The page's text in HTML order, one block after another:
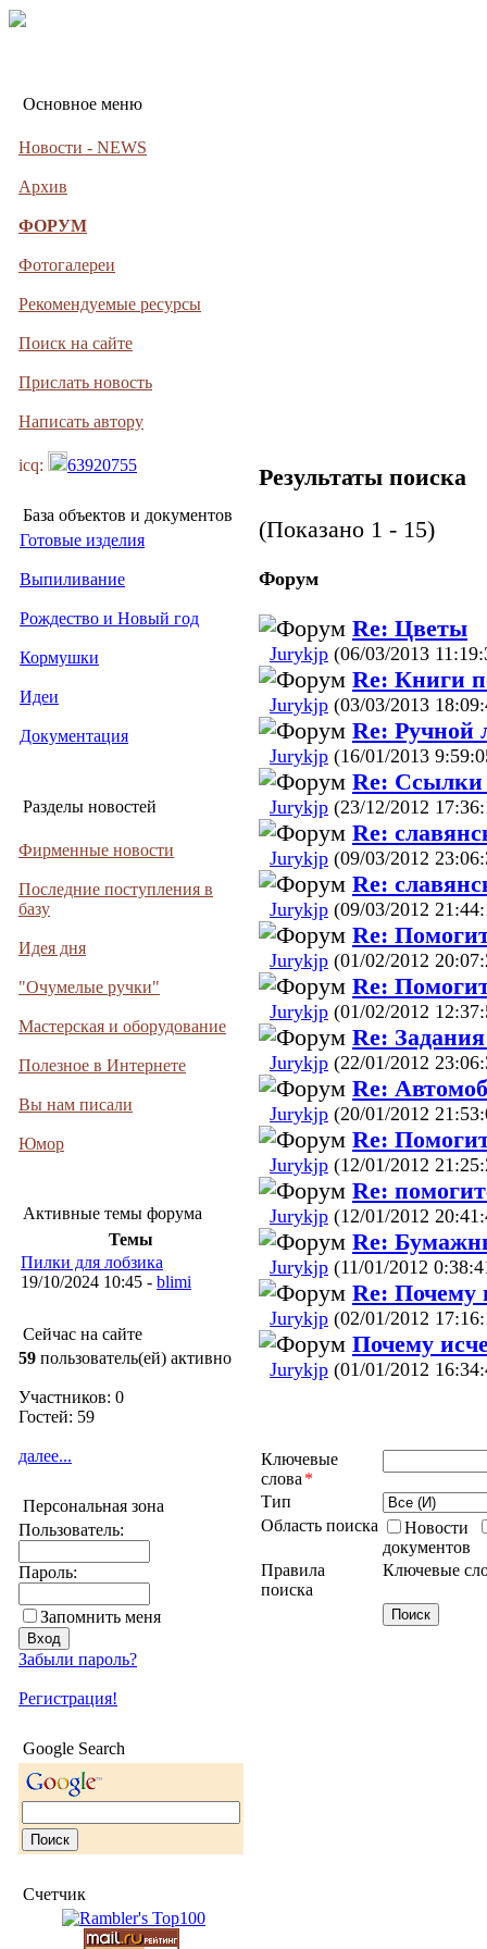
Основное меню
Новости - NEWS
Архив
ФОРУМ
Фотогалереи
Рекомендуемые ресурсы
Поиск на сайте
Прислать новость
Написать автору
icq: 63920755
База объектов и документов
Готовые изделия
Выпиливание
Рождество и Новый год
Кормушки
Идеи
Документация
Разделы новостей
Фирменные новости
Последние поступления в
базу
Идея дня
"Очумелые ручки"
Мастерская и оборудование
Полезное в Интернете
Вы нам писали
Юмор
Активные темы форума
Темы
Пилки для лобзика
19/10/2024 10:45 - blimi
Сейчас на сайте
59 пользователь(ей) активно
Участников: 0
Гостей: 59
далее...
Персональная зона
Пользователь:
Пароль:
Запомнить меня
Забыли пароль?
Регистрация!
Google Search
Счетчик
Результаты поиска
(Показано 1 - 15)
Форум
Re: Цветы
Jurykjp (06/03/2013
Re: Книги
Jurykjp (03/03/2013
Re: Ручной
Jurykjp (16/01/2013
Re: Ссылки
Jurykjp (23/12/2012
Re:
Jurykjp (09/03/2012
Re:
Jurykjp (09/03/2012
Re:
Jurykjp (01/02/2012
Re:
Jurykjp (01/02/2012
Re:
Jurykjp (22/01/2012
Re:
Jurykjp (20/01/2012
Re:
Jurykjp (12/01/2012
Re:
Jurykjp (12/01/2012
Re:
Jurykjp (11/01/2012
Re: Почему
Jurykjp (02/01/2012
Почему
Jurykjp (01/01/2012
Ключевые
слова *
Тип
Область поиска
Новости
документов
Правила
поиска
Ключевые